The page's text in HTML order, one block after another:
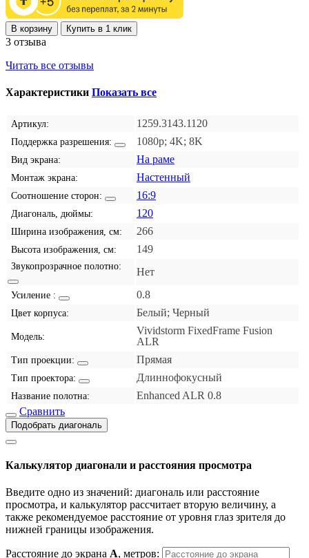
В корзину Купить в 1 клик
3 отзыва
Читать все отзывы
Характеристики Показать все
Артикул: 1259.3143.1120
Поддержка разрешения: 1080p; 4K; 8K
Вид экрана: На раме
Монтаж экрана: Настенный
Соотношение сторон: 16:9
Диагональ, дюймы: 120
Ширина изображения, см: 266
Высота изображения, см: 149
Звукопрозрачное полотно: Нет
Усиление : 0.8
Цвет корпуса: Белый; Черный
Модель:
Vividstorm FixedFrame Fusion
ALR
Тип проекции: Прямая
Тип проектора: Длиннофокусный
Название полотна:
Enhanced ALR 0.8
Сравнить
Подобрать диагональ
Калькулятор диагонали и расстояния просмотра
Введите одно из значений: диагональ или расстояние
просмотра, и калькулятор рассчитает вторую величину, а
также рекомендуемое расстояние от уровня глаз зрителя до
нижней границы изображения.
Расстояние до экрана A, метров: